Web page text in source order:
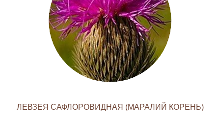
ЛЕВЗЕЯ САФЛОРОВИДНАЯ (МАРАЛИЙ КОРЕНЬ)